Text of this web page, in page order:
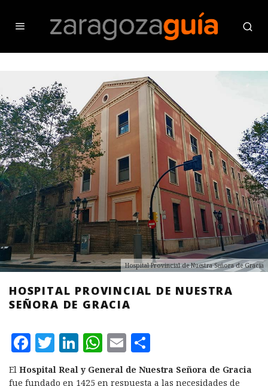
Hospital Provincial de Nuestra Señora de Gracia
HOSPITAL PROVINCIAL DE NUESTRA
SEÑORA DE GRACIA
F
a
T
w
L
i
W
h
E
m o
El Hospital Real y General de Nuestra Señora de Gracia
fue fundado en 1425 en respuesta a las necesidades de